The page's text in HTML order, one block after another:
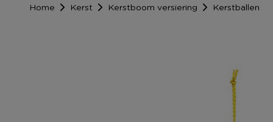
Home Kerst Kerstboom versiering Kerstballen